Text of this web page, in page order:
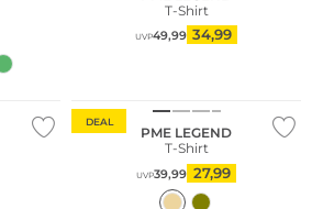
T-Shirt
UVP49,99 34,99
DEAL
PME LEGEND
T-Shirt
UVP39,99 27,99